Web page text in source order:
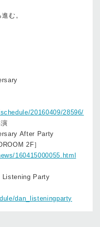
む。
20160409/28596/
After Party
2F］
160415000055.html
Listening Party
dan_listeningparty